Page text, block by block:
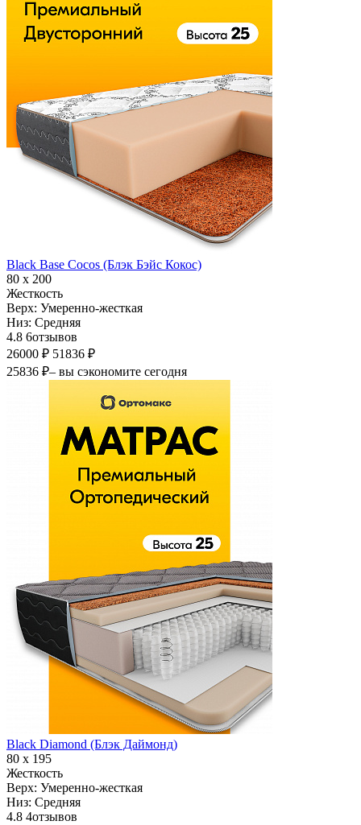
Black Base Cocos (Блэк Бэйс Кокос)
80 х 200
Жесткость
Верх: Умеренно-жесткая
Низ: Средняя
4.8 6отзывов
26000 ₽ 51836 ₽
25836 ₽– вы сэкономите сегодня
Black Diamond (Блэк Даймонд)
80 х 195
Жесткость
Верх: Умеренно-жесткая
Низ: Средняя
4.8 4отзывов